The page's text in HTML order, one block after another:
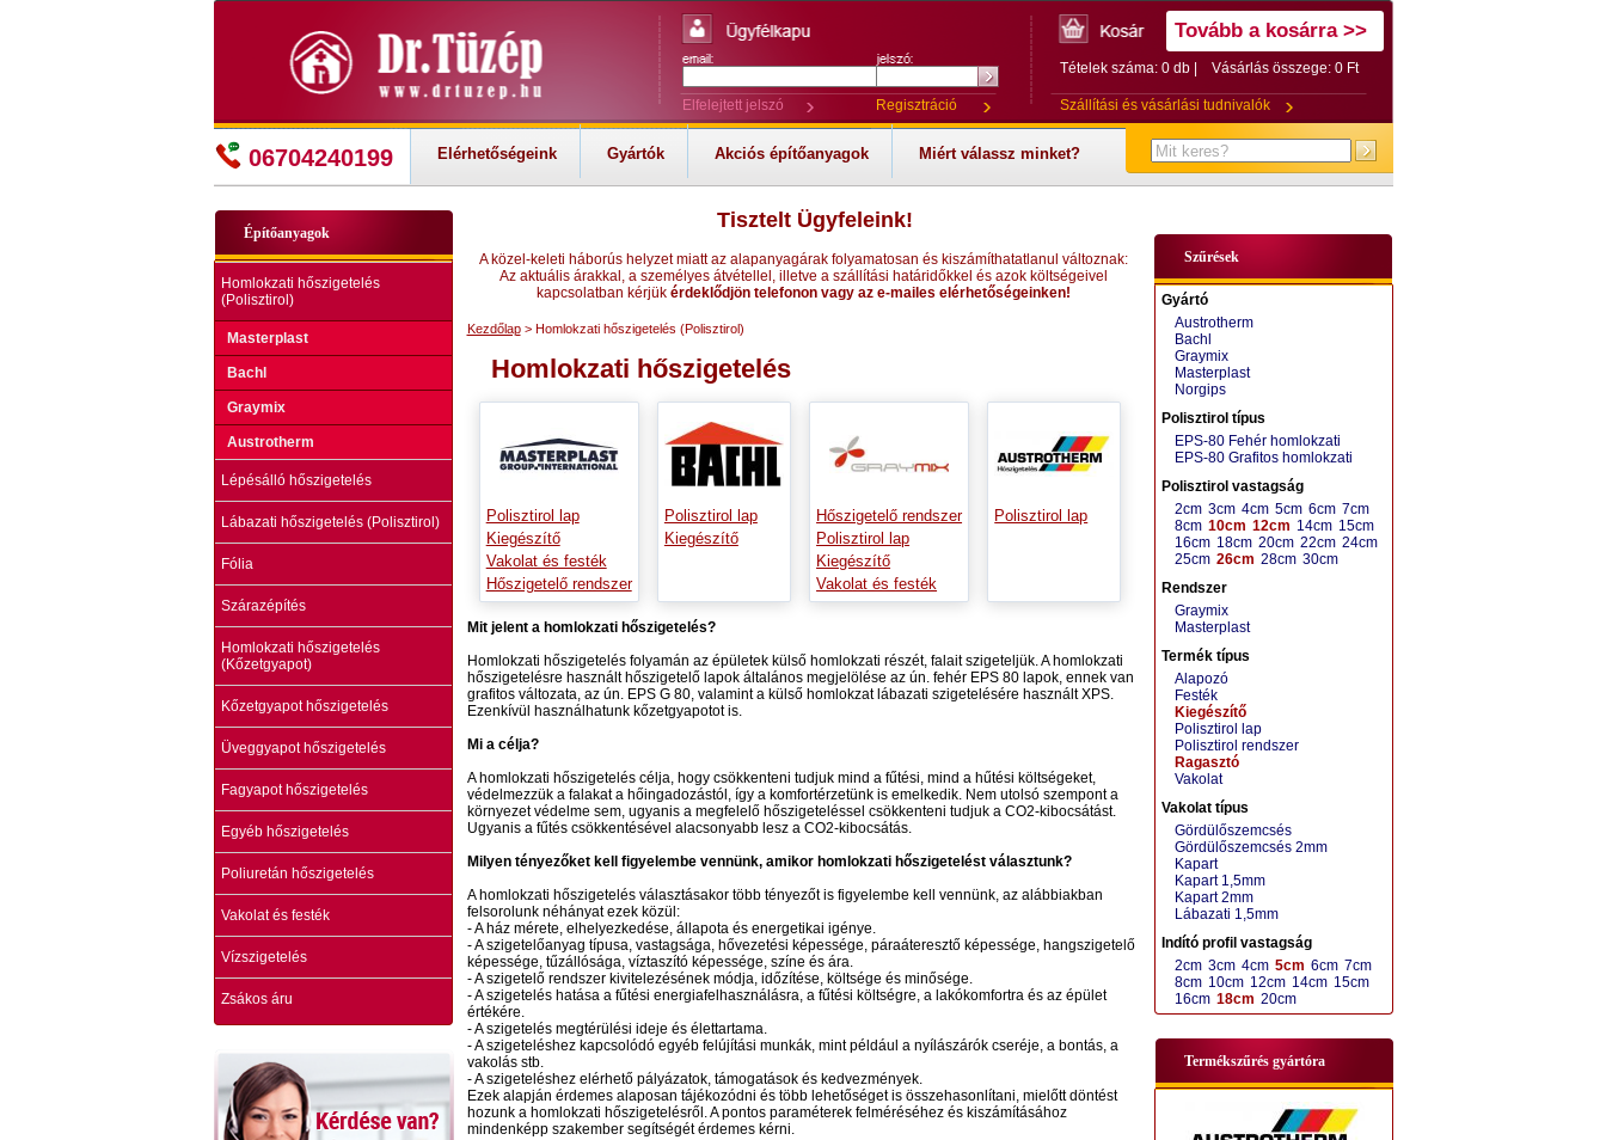
Elfelejtett jelszó Regisztráció
Tovább a kosárra >>
Tételek száma: 0 db | Vásárlás összege: 0 Ft
Szállítási és vásárlási tudnivalók
06704240199 Elérhetőségeink Gyártók Akciós építőanyagok Miért válassz minket?
Építőanyagok
Homlokzati hőszigetelés
(Polisztirol)
Masterplast
Bachl
Graymix
Austrotherm
Lépésálló hőszigetelés
Lábazati hőszigetelés (Polisztirol)
Fólia
Szárazépítés
Homlokzati hőszigetelés
(Kőzetgyapot)
Kőzetgyapot hőszigetelés
Üveggyapot hőszigetelés
Fagyapot hőszigetelés
Egyéb hőszigetelés
Poliuretán hőszigetelés
Vakolat és festék
Vízszigetelés
Zsákos áru
Tisztelt Ügyfeleink!
A közel-keleti háborús helyzet miatt az alapanyagárak folyamatosan és kiszámíthatatlanul változnak:
Az aktuális árakkal, a személyes átvétellel, illetve a szállítási határidőkkel és azok költségeivel
kapcsolatban kérjük érdeklődjön telefonon vagy az e-mailes elérhetőségeinken!
Kezdőlap> Homlokzati hőszigetelés (Polisztirol)
Homlokzati hőszigetelés
Polisztirol lap
Kiegészítő
Vakolat és festék
Hőszigetelő rendszer
Polisztirol lap
Kiegészítő
Hőszigetelő rendszer
Polisztirol lap
Kiegészítő
Vakolat és festék
Polisztirol lap
Mit jelent a homlokzati hőszigetelés?
Homlokzati hőszigetelés folyamán az épületek külső homlokzati részét, falait szigeteljük. A homlokzati
hőszigetelésre használt hőszigetelő lapok általános megjelölése az ún. fehér EPS 80 lapok, ennek van
grafitos változata, az ún. EPS G 80, valamint a külső homlokzat lábazati szigetelésére használt XPS.
Ezenkívül használhatunk kőzetgyapotot is.
Mi a célja?
A homlokzati hőszigetelés célja, hogy csökkenteni tudjuk mind a fűtési, mind a hűtési költségeket,
védelmezzük a falakat a hőingadozástól, így a komfortérzetünk is emelkedik. Nem utolsó szempont a
környezet védelme sem, ugyanis a megfelelő hőszigeteléssel csökkenteni tudjuk a CO2-kibocsátást.
Ugyanis a fűtés csökkentésével alacsonyabb lesz a CO2-kibocsátás.
Milyen tényezőket kell figyelembe vennünk, amikor homlokzati hőszigetelést választunk?
A homlokzati hőszigetelés választásakor több tényezőt is figyelembe kell vennünk, az alábbiakban
felsorolunk néhányat ezek közül:
- A ház mérete, elhelyezkedése, állapota és energetikai igénye.
- A szigetelőanyag típusa, vastagsága, hővezetési képessége, páraáteresztő képessége, hangszigetelő
képessége, tűzállósága, víztaszító képessége, színe és ára.
- A szigetelő rendszer kivitelezésének módja, időzítése, költsége és minősége.
- A szigetelés hatása a fűtési energiafelhasználásra, a fűtési költségre, a lakókomfortra és az épület
értékére.
- A szigetelés megtérülési ideje és élettartama.
- A szigeteléshez kapcsolódó egyéb felújítási munkák, mint például a nyílászárók cseréje, a bontás, a
vakolás stb.
- A szigeteléshez elérhető pályázatok, támogatások és kedvezmények.
Ezek alapján érdemes alaposan tájékozódni és több lehetőséget is összehasonlítani, mielőtt döntést
hozunk a homlokzati hőszigetelésről. A pontos paraméterek felméréséhez és kiszámításához
mindenképp szakember segítségét érdemes kérni.
Szűrések
Gyártó
Austrotherm
Bachl
Graymix
Masterplast
Norgips
Polisztirol típus
EPS-80 Fehér homlokzati
EPS-80 Grafitos homlokzati
Polisztirol vastagság
2cm 3cm 4cm 5cm 6cm 7cm
8cm 10cm 12cm 14cm 15cm
16cm 18cm 20cm 22cm 24cm
25cm 26cm 28cm 30cm
Rendszer
Graymix
Masterplast
Termék típus
Alapozó
Festék
Kiegészítő
Polisztirol lap
Polisztirol rendszer
Ragasztó
Vakolat
Vakolat típus
Gördülőszemcsés
Gördülőszemcsés 2mm
Kapart
Kapart 1,5mm
Kapart 2mm
Lábazati 1,5mm
Indító profil vastagság
2cm 3cm 4cm 5cm 6cm 7cm
8cm 10cm 12cm 14cm 15cm
16cm 18cm 20cm
Termékszűrés gyártóra